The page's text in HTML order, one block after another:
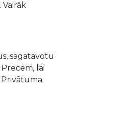
sagatavotu
lai